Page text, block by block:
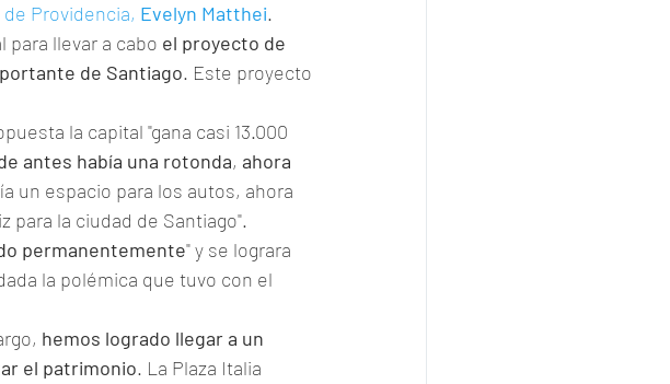
Providencia, Evelyn Matthei.
llevar a cabo el proyecto de
de Santiago. Este proyecto
la capital "gana casi 13.000
antes había una rotonda, ahora
un espacio para los autos, ahora
para la ciudad de Santiago".
permanentemente" y se lograra
la polémica que tuvo con el
hemos logrado llegar a un
el patrimonio. La Plaza Italia